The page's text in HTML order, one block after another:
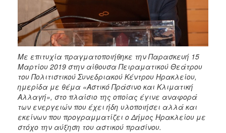
ΔΗΜΟΤΗΣ
ΕΠΙΣΚΕΠΤΗΣ
ΗΡΑΚΛΕΙΟ
Με επιτυχία πραγματοποιήθηκε την Παρασκευή 15
Μαρτίου 2019 στην αίθουσα Πειραματικού Θεάτρου
του Πολιτιστικού Συνεδριακού Κέντρου Ηρακλείου,
ημερίδα με θέμα «Αστικό Πράσινο και Κλιματική
Αλλαγή», στο πλαίσιο της οποίας έγινε αναφορά
των ενεργειών που έχει ήδη υλοποιήσει αλλά και
εκείνων που προγραμματίζει ο Δήμος Ηρακλείου με
στόχο την αύξηση του αστικού πρασίνου.